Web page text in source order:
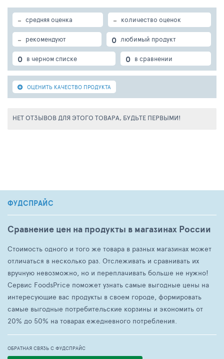
- средняя оценка - количество оценок
- рекомендуют 0 любимый продукт
0 в черном списке 0 в сравнении
ОЦЕНИТЬ КАЧЕСТВО ПРОДУКТА
НЕТ ОТЗЫВОВ ДЛЯ ЭТОГО ТОВАРА, БУДЬТЕ ПЕРВЫМИ!
ФУДСПРАЙС
Сравнение цен на продукты в магазинах России
Стоимость одного и того же товара в разных магазинах может
отличаться в несколько раз. Отслеживать и сравнивать их
вручную невозможно, но и переплачивать больше не нужно!
Сервис FoodsPrice поможет узнать самые выгодные цены на
интересующие вас продукты в своем городе, формировать
самые выгодные потребительские корзины и экономить от
20% до 50% на товарах ежедневного потребления.
ОБРАТНАЯ СВЯЗЬ С ФУДСПРАЙС